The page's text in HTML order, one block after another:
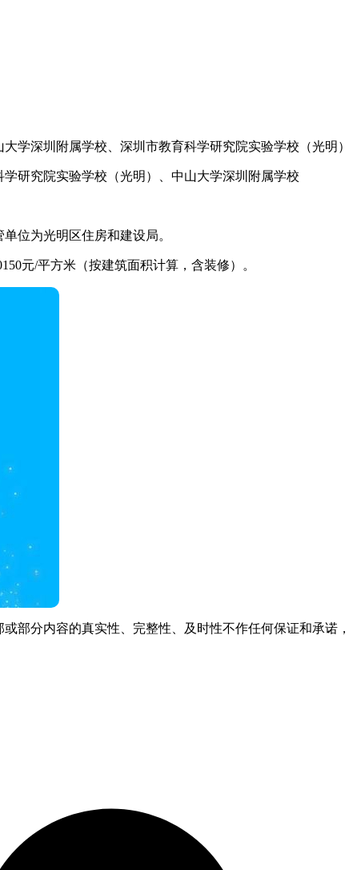
学深圳附属学校、深圳市教育科学研究院实验学校（光明）
研究院实验学校（光明）、中山大学深圳附属学校
位为光明区住房和建设局。
元/平方米（按建筑面积计算，含装修）。
部分内容的真实性、完整性、及时性不作任何保证和承诺，